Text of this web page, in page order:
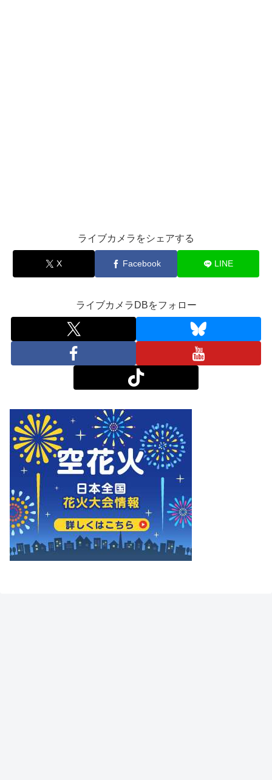
ライブカメラをシェアする
X Facebook LINE
ライブカメラDBをフォロー